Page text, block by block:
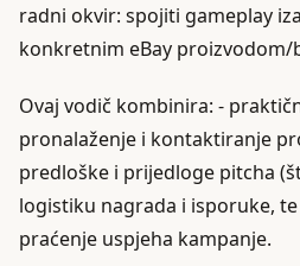
radni okvir: spojiti gameplay
konkretnim eBay
Ovaj vodič kombinira: -
pronalaženje i kontaktiranje
predloške i prijedloge pitcha
logistiku nagrada i isporuke,
praćenje uspjeha kampanje.